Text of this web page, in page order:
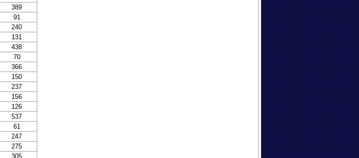
389
91
240
131
438
70
366
150
237
156
126
537
61
247
275
305